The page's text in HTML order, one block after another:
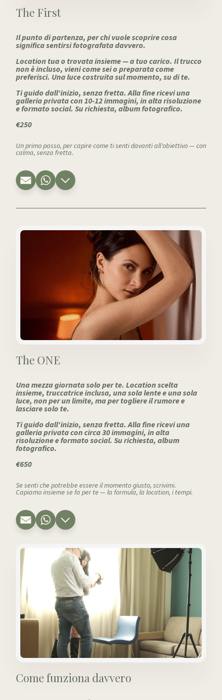
The First
Il punto di partenza, per chi vuole scoprire cosa
significa sentirsi fotografata davvero.
Location tua o trovata insieme — a tuo carico. Il trucco
non è incluso, vieni come sei o preparata come
preferisci. Una luce costruita sul momento, su di te.
Ti guido dall'inizio, senza fretta. Alla fine ricevi una
galleria privata con 10-12 immagini, in alta risoluzione
e formato social. Su richiesta, album fotografico.
€250
Un primo passo, per capire come ti senti davanti all'obiettivo — con
calma, senza fretta.
The ONE
Una mezza giornata solo per te. Location scelta
insieme, truccatrice inclusa, una sola lente e una sola
luce, non per un limite, ma per togliere il rumore e
lasciare solo te.
Ti guido dall'inizio, senza fretta. Alla fine ricevi una
galleria privata con circa 30 immagini, in alta
risoluzione e formato social. Su richiesta, album
fotografico.
€650
Se senti che potrebbe essere il momento giusto, scrivimi.
Capiamo insieme se fa per te — la formula, la location, i tempi.
Come funziona davvero